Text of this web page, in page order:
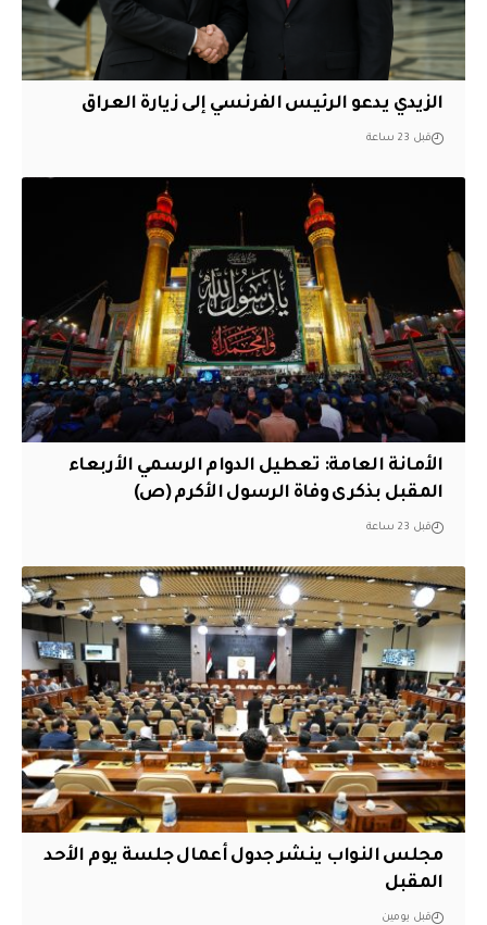
الزيدي يدعو الرئيس الفرنسي إلى زيارة العراق
قبل 23 ساعة
الأمانة العامة: تعطيل الدوام الرسمي الأربعاء
المقبل بذكرى وفاة الرسول الأكرم (ص)
قبل 23 ساعة
مجلس النواب ينشر جدول أعمال جلسة يوم الأحد
المقبل
قبل يومين